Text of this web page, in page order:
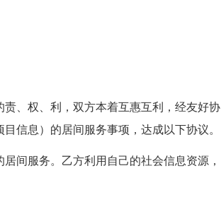
、权、利，双方本着互惠互利，经友好协
信息）的居间服务事项，达成以下协议。
间服务。乙方利用自己的社会信息资源，